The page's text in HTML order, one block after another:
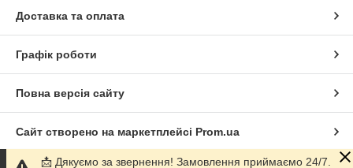
Доставка та оплата
Графік роботи
Повна версія сайту
Сайт створено на маркетплейсі Prom.ua
📩 Дякуємо за звернення! Замовлення приймаємо 24/7.